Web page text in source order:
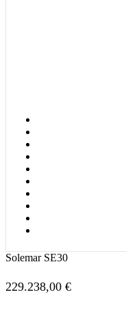
Solemar SE30
229.238,00 €